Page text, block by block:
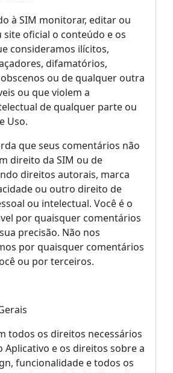
à SIM monitorar, editar ou
site oficial o conteúdo e os
consideramos ilícitos,
difamatórios,
ou de qualquer outra
ou que violem a
de qualquer parte ou
Uso.
que seus comentários não
direito da SIM ou de
direitos autorais, marca
ou outro direito de
ou intelectual. Você é o
por quaisquer comentários
precisão. Não nos
por quaisquer comentários
ou por terceiros.
todos os direitos necessários
Aplicativo e os direitos sobre a
funcionalidade e todos os